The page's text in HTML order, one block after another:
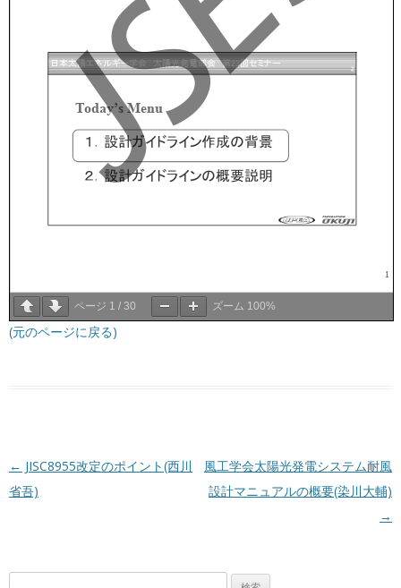
ページ 1 / 30 ズーム 100%
(元のページに戻る)
投稿ナビゲーション
← JISC8955改定のポイント(西川
省吾)
風工学会太陽光発電システム耐風
設計マニュアルの概要(染川大輔)
→